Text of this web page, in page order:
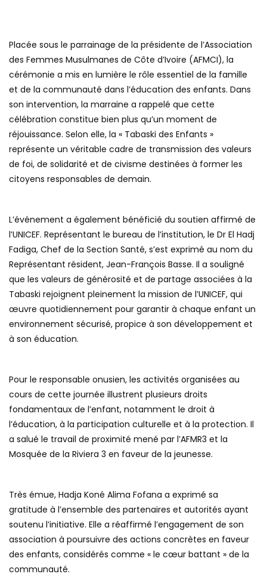
Placée sous le parrainage de la présidente de l’Association
des Femmes Musulmanes de Côte d’Ivoire (AFMCI), la
cérémonie a mis en lumière le rôle essentiel de la famille
et de la communauté dans l’éducation des enfants. Dans
son intervention, la marraine a rappelé que cette
célébration constitue bien plus qu’un moment de
réjouissance. Selon elle, la « Tabaski des Enfants »
représente un véritable cadre de transmission des valeurs
de foi, de solidarité et de civisme destinées à former les
citoyens responsables de demain.
L’événement a également bénéficié du soutien affirmé de
l’UNICEF. Représentant le bureau de l’institution, le Dr El Hadj
Fadiga, Chef de la Section Santé, s’est exprimé au nom du
Représentant résident, Jean-François Basse. Il a souligné
que les valeurs de générosité et de partage associées à la
Tabaski rejoignent pleinement la mission de l’UNICEF, qui
œuvre quotidiennement pour garantir à chaque enfant un
environnement sécurisé, propice à son développement et
à son éducation.
Pour le responsable onusien, les activités organisées au
cours de cette journée illustrent plusieurs droits
fondamentaux de l’enfant, notamment le droit à
l’éducation, à la participation culturelle et à la protection. Il
a salué le travail de proximité mené par l’AFMR3 et la
Mosquée de la Riviera 3 en faveur de la jeunesse.
Très émue, Hadja Koné Alima Fofana a exprimé sa
gratitude à l’ensemble des partenaires et autorités ayant
soutenu l’initiative. Elle a réaffirmé l’engagement de son
association à poursuivre des actions concrètes en faveur
des enfants, considérés comme « le cœur battant » de la
communauté.